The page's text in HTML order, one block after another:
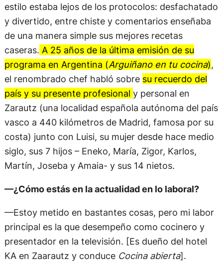
estilo estaba lejos de los protocolos: desfachatado
y divertido, entre chiste y comentarios enseñaba
de una manera simple sus mejores recetas
caseras. A 25 años de la última emisión de su
programa en Argentina (Arguiñano en tu cocina),
el renombrado chef habló sobre su recuerdo del
país y su presente profesional y personal en
Zarautz (una localidad española autónoma del país
vasco a 440 kilómetros de Madrid, famosa por su
costa) junto con Luisi, su mujer desde hace medio
siglo, sus 7 hijos – Eneko, María, Zigor, Karlos,
Martín, Joseba y Amaia- y sus 14 nietos.
—¿Cómo estás en la actualidad en lo laboral?
—Estoy metido en bastantes cosas, pero mi labor
principal es la que desempeño como cocinero y
presentador en la televisión. [Es dueño del hotel
KA en Zaarautz y conduce Cocina abierta].